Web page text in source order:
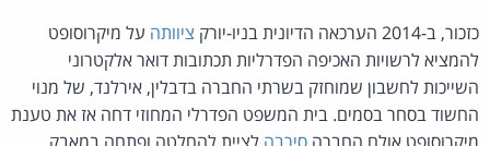
כזכור, ב-2014 הערכאה הדיונית בניו-יורק
ציוותה על מיקרוסופט
להמציא לרשויות האכיפה הפדרליות תכתובות דואר אלקטרוני
השייכות לחשבון שמוחזק בשרתי החברה בדבלין, אירלנד, של מנוי
החשוד בסחר בסמים. בית המשפט הפדרלי המחוזי דחה אז את טענת